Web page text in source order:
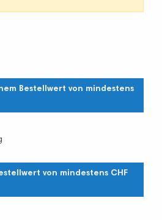
Bestellwert von mindestens
von mindestens CHF